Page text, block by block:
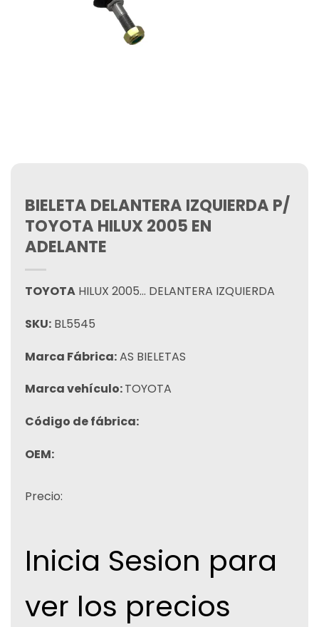
BIELETA DELANTERA IZQUIERDA P/
TOYOTA HILUX 2005 EN
ADELANTE
TOYOTA HILUX 2005… DELANTERA IZQUIERDA
SKU: BL5545
Marca Fábrica:AS BIELETAS
Marca vehículo:TOYOTA
Código de fábrica:
OEM:
Precio:
Inicia Sesion para
ver los precios